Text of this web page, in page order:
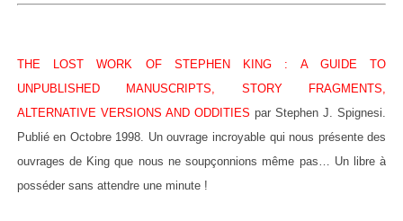
THE LOST WORK OF STEPHEN KING : A GUIDE TO
UNPUBLISHED MANUSCRIPTS, STORY FRAGMENTS,
ALTERNATIVE VERSIONS AND ODDITIES par Stephen J. Spignesi.
Publié en Octobre 1998. Un ouvrage incroyable qui nous présente des
ouvrages de King que nous ne soupçonnions même pas… Un libre à
posséder sans attendre une minute !